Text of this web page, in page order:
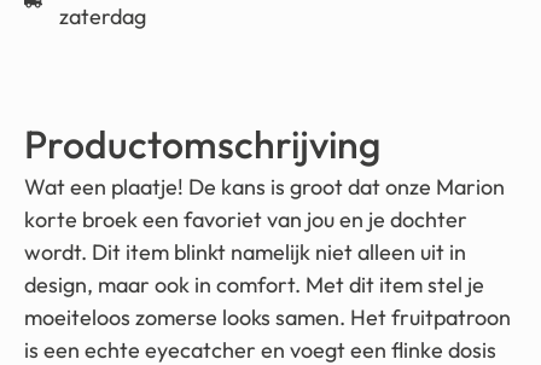
zaterdag
Productomschrijving
Wat een plaatje! De kans is groot dat onze Marion
korte broek een favoriet van jou en je dochter
wordt. Dit item blinkt namelijk niet alleen uit in
design, maar ook in comfort. Met dit item stel je
moeiteloos zomerse looks samen. Het fruitpatroon
is een echte eyecatcher en voegt een flinke dosis